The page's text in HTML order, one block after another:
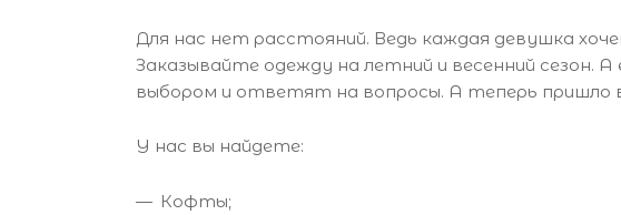
Для нас нет расстояний. Ведь каждая девушка
Заказывайте одежду на летний и весенний
выбором и ответят на вопросы. А теперь пришло
У нас вы найдете:
Кофты;